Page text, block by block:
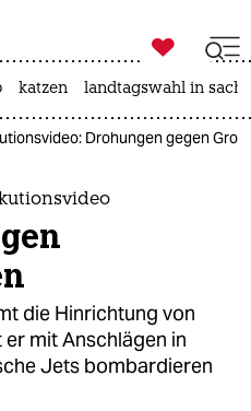
ich

taz zahl ich
katzen landtagswahl in
Drohungen gegen
die Hinrichtung von
er mit Anschlägen in
Jets bombardieren